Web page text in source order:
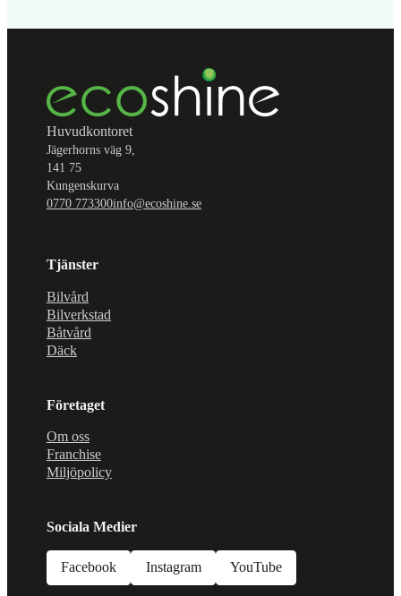
Huvudkontoret
Jägerhorns väg 9,
141 75
Kungenskurva
0770 773300info@ecoshine.se
Tjänster
Bilvård
Bilverkstad
Båtvård
Däck
Företaget
Om oss
Franchise
Miljöpolicy
Sociala Medier
Facebook Instagram YouTube